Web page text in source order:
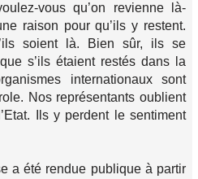
vous qu’on revienne là-
raison pour qu’ils y restent.
soient là. Bien sûr, ils se
s’ils étaient restés dans la
internationaux sont
Nos représentants oublient
Ils y perdent le sentiment
a été rendue publique à partir